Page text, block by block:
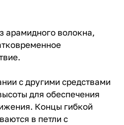
арамидного волокна,
с другими средствами
для обеспечения
Концы гибкой
в петли с